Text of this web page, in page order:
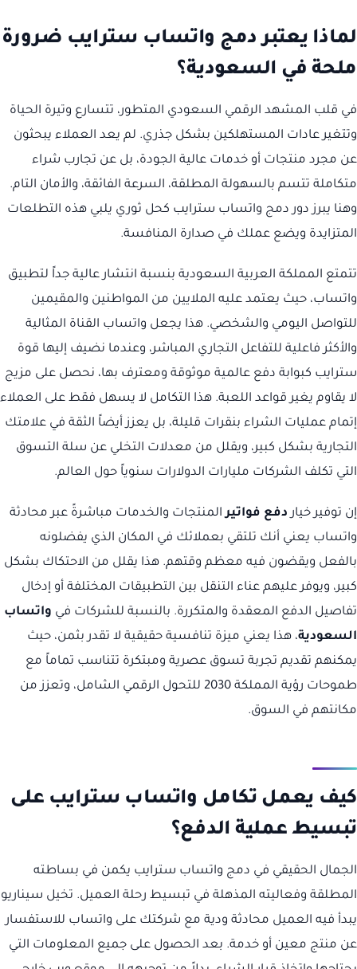
لماذا يعتبر دمج واتساب سترايب ضرورة
ملحة في السعودية؟
في قلب المشهد الرقمي السعودي المتطور، تتسارع وتيرة الحياة
وتتغير عادات المستهلكين بشكل جذري. لم يعد العملاء يبحثون
عن مجرد منتجات أو خدمات عالية الجودة، بل عن تجارب شراء
متكاملة تتسم بالسهولة المطلقة، السرعة الفائقة، والأمان التام.
وهنا يبرز دور دمج واتساب سترايب كحل ثوري يلبي هذه التطلعات
المتزايدة ويضع عملك في صدارة المنافسة.
تتمتع المملكة العربية السعودية بنسبة انتشار عالية جداً لتطبيق
واتساب، حيث يعتمد عليه الملايين من المواطنين والمقيمين
للتواصل اليومي والشخصي. هذا يجعل واتساب القناة المثالية
والأكثر فاعلية للتفاعل التجاري المباشر، وعندما نضيف إليها قوة
سترايب كبوابة دفع عالمية موثوقة ومعترف بها، نحصل على مزيج
لا يقاوم يغير قواعد اللعبة. هذا التكامل لا يسهل فقط على العملاء
إتمام عمليات الشراء بنقرات قليلة، بل يعزز أيضاً الثقة في علامتك
التجارية بشكل كبير، ويقلل من معدلات التخلي عن سلة التسوق
التي تكلف الشركات مليارات الدولارات سنوياً حول العالم.
إن توفير خيار دفع فواتيرالمنتجات والخدمات مباشرةً عبر محادثة
واتساب يعني أنك تلتقي بعملائك في المكان الذي يفضلونه
بالفعل ويقضون فيه معظم وقتهم. هذا يقلل من الاحتكاك بشكل
كبير، ويوفر عليهم عناء التنقل بين التطبيقات المختلفة أو إدخال
تفاصيل الدفع المعقدة والمتكررة. بالنسبة للشركات في واتساب
السعودية، هذا يعني ميزة تنافسية حقيقية لا تقدر بثمن، حيث
يمكنهم تقديم تجربة تسوق عصرية ومبتكرة تتناسب تماماً مع
طموحات رؤية المملكة 2030 للتحول الرقمي الشامل، وتعزز من
مكانتهم في السوق.
كيف يعمل تكامل واتساب سترايب على
تبسيط عملية الدفع؟
الجمال الحقيقي في دمج واتساب سترايب يكمن في بساطته
المطلقة وفعاليته المذهلة في تبسيط رحلة العميل. تخيل سيناريو
يبدأ فيه العميل محادثة ودية مع شركتك على واتساب للاستفسار
عن منتج معين أو خدمة. بعد الحصول على جميع المعلومات التي